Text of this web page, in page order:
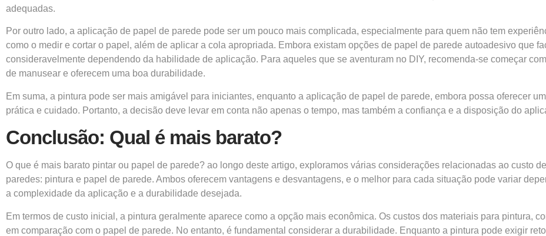
adequadas.
Por outro lado, a aplicação de papel de parede pode ser um pouco mais complicada, especialmente para quem não tem
como o medir e cortar o papel, além de aplicar a cola apropriada. Embora existam opções de papel de parede autoadesivo que
consideravelmente dependendo da habilidade de aplicação. Para aqueles que se aventuram no DIY, recomenda-se começar
de manusear e oferecem uma boa durabilidade.
Em suma, a pintura pode ser mais amigável para iniciantes, enquanto a aplicação de papel de parede, embora possa oferecer
prática e cuidado. Portanto, a decisão deve levar em conta não apenas o tempo, mas também a confiança e a disposição do
Conclusão: Qual é mais barato?
O que é mais barato pintar ou papel de parede? ao longo deste artigo, exploramos várias considerações relacionadas ao custo
paredes: pintura e papel de parede. Ambos oferecem vantagens e desvantagens, e o melhor para cada situação pode variar
a complexidade da aplicação e a durabilidade desejada.
Em termos de custo inicial, a pintura geralmente aparece como a opção mais econômica. Os custos dos materiais para pintura,
em comparação com o papel de parede. No entanto, é fundamental considerar a durabilidade. Enquanto a pintura pode exigir